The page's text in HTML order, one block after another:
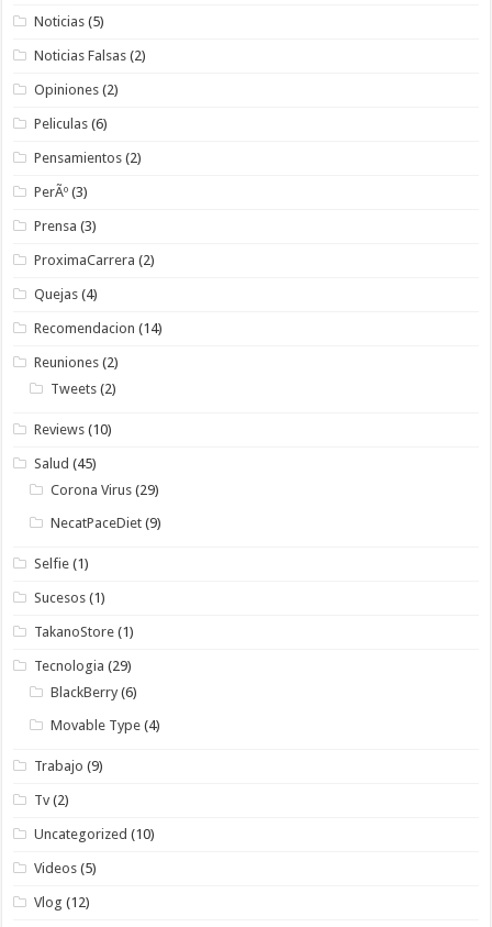
Noticias (5)
Noticias Falsas (2)
Opiniones (2)
Peliculas (6)
Pensamientos (2)
PerÃº (3)
Prensa (3)
ProximaCarrera (2)
Quejas (4)
Recomendacion (14)
Reuniones (2)
Tweets (2)
Reviews (10)
Salud (45)
Corona Virus (29)
NecatPaceDiet (9)
Selfie (1)
Sucesos (1)
TakanoStore (1)
Tecnologia (29)
BlackBerry (6)
Movable Type (4)
Trabajo (9)
Tv (2)
Uncategorized (10)
Videos (5)
Vlog (12)